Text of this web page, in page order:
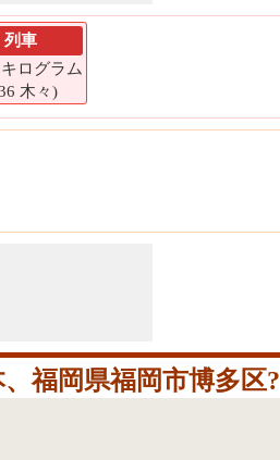
列車
ログラム
木々)
福岡県福岡市博多区?